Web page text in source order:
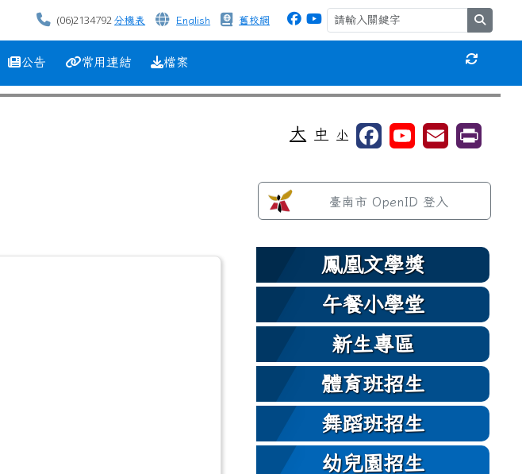
(06)2134792分機表 English 舊校網
公告 常用連結 檔案 重新取得
⏸
大 中 小
左邊區域內容
臺南市 OpenID 登入
鳳凰文學獎
午餐小學堂
新生專區
體育班招生
舞蹈班招生
幼兒園招生